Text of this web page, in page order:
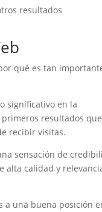
resultados
qué es tan
significativo en la
resultados que
recibir visitas.
sensación de
alta calidad y
a una buena posición